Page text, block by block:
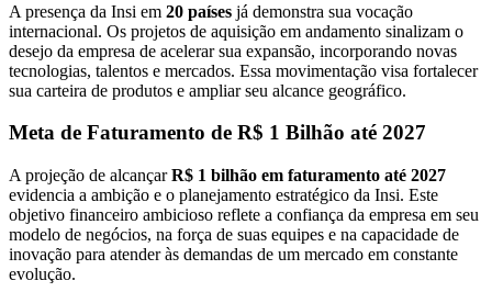
A presença da Insi em 20 países já demonstra sua vocação
internacional. Os projetos de aquisição em andamento sinalizam o
desejo da empresa de acelerar sua expansão, incorporando novas
tecnologias, talentos e mercados. Essa movimentação visa fortalecer
sua carteira de produtos e ampliar seu alcance geográfico.
Meta de Faturamento de R$ 1 Bilhão até 2027
A projeção de alcançarR$ 1 bilhão em faturamento até 2027
evidencia a ambição e o planejamento estratégico da Insi. Este
objetivo financeiro ambicioso reflete a confiança da empresa em seu
modelo de negócios, na força de suas equipes e na capacidade de
inovação para atender às demandas de um mercado em constante
evolução.